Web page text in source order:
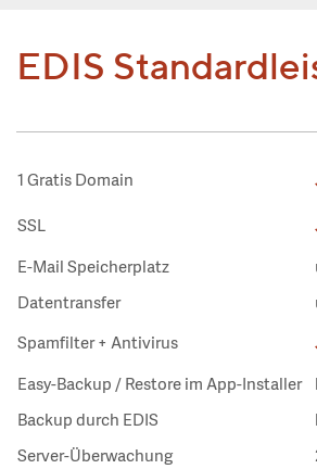
EDIS
1 Gratis Domain
SSL
E-Mail Speicherplatz
Datentransfer
Spamfilter + Antivirus
Easy-Backup / Restore im App-Installer
Backup durch EDIS
Server-Überwachung